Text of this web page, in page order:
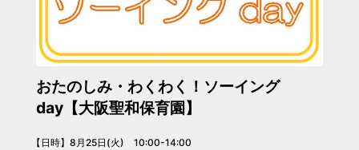
おたのしみ・わくわく！ソーイング
day【大阪聖和保育園】
【日時】8月25日(火) 10:00-14:00